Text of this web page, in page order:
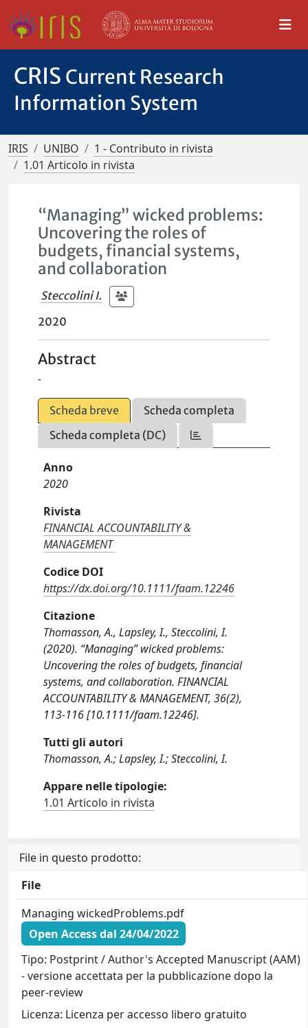
CRIS Current Research
Information System
IRIS UNIBO
1 - Contributo in rivista
1.01 Articolo in rivista
“Managing” wicked problems:
Uncovering the roles of
budgets, financial systems,
and collaboration
Steccolini I.
2020
Abstract
-
Scheda breve
Scheda completa
Scheda completa (DC)
Anno
2020
Rivista
FINANCIAL ACCOUNTABILITY &
MANAGEMENT
Codice DOI
https://dx.doi.org/10.1111/faam.12246
Citazione
Thomasson, A., Lapsley, I., Steccolini, I.
(2020). “Managing” wicked problems:
Uncovering the roles of budgets, financial
systems, and collaboration. FINANCIAL
ACCOUNTABILITY & MANAGEMENT, 36(2),
113-116 [10.1111/faam.12246].
Tutti gli autori
Thomasson, A.; Lapsley, I.; Steccolini, I.
Appare nelle tipologie:
1.01 Articolo in rivista
File in questo prodotto:
File
Managing wickedProblems.pdf
Open Access dal 24/04/2022
Tipo: Postprint / Author's Accepted Manuscript (AAM)
- versione accettata per la pubblicazione dopo la
peer-review
Licenza: Licenza per accesso libero gratuito